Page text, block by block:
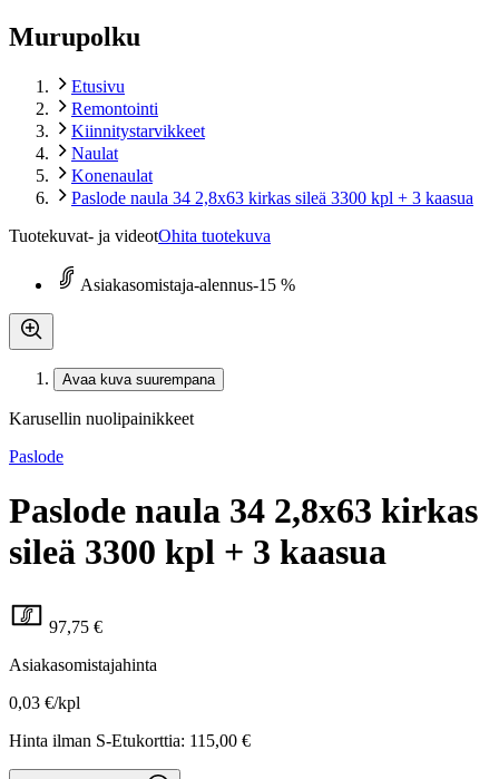
Murupolku
Etusivu
Remontointi
Kiinnitystarvikkeet
Naulat
Konenaulat
Paslode naula 34 2,8x63 kirkas sileä 3300 kpl + 3 kaasua
Tuotekuvat- ja videotOhita tuotekuva
Asiakasomistaja-alennus-15 %
Avaa kuva suurempana
Karusellin nuolipainikkeet
Paslode
Paslode naula 34 2,8x63 kirkas
sileä 3300 kpl + 3 kaasua
97,75 €
Asiakasomistajahinta
0,03 €/kpl
Hinta ilman S-Etukorttia: 115,00 €